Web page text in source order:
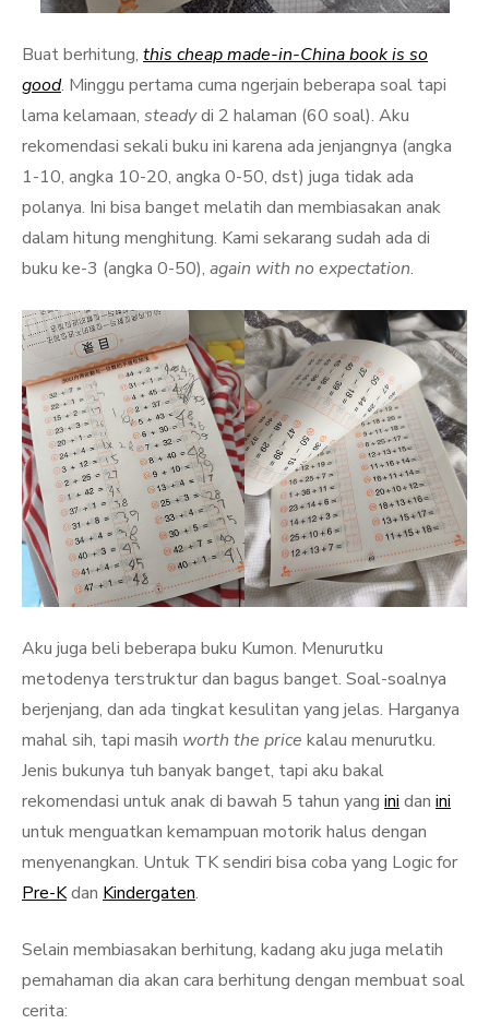
Buat berhitung, this cheap made-in-China book is so
good. Minggu pertama cuma ngerjain beberapa soal tapi
lama kelamaan, steadydi 2 halaman (60 soal). Aku
rekomendasi sekali buku ini karena ada jenjangnya (angka
1-10, angka 10-20, angka 0-50, dst) juga tidak ada
polanya. Ini bisa banget melatih dan membiasakan anak
dalam hitung menghitung. Kami sekarang sudah ada di
buku ke-3 (angka 0-50), again with no expectation.
Aku juga beli beberapa buku Kumon. Menurutku
metodenya terstruktur dan bagus banget. Soal-soalnya
berjenjang, dan ada tingkat kesulitan yang jelas. Harganya
mahal sih, tapi masih worth the price kalau menurutku.
Jenis bukunya tuh banyak banget, tapi aku bakal
rekomendasi untuk anak di bawah 5 tahun yang ini dan ini
untuk menguatkan kemampuan motorik halus dengan
menyenangkan. Untuk TK sendiri bisa coba yang Logic for
Pre-Kdan Kindergaten.
Selain membiasakan berhitung, kadang aku juga melatih
pemahaman dia akan cara berhitung dengan membuat soal
cerita: